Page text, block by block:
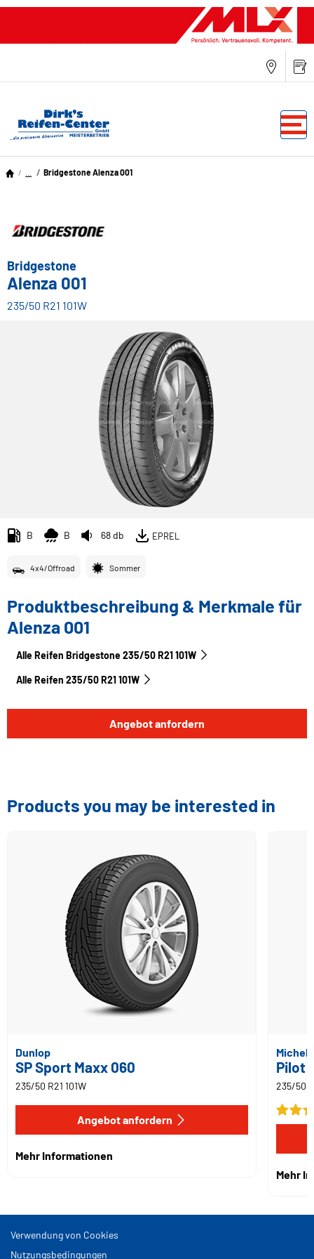
Bridgestone Alenza 001
Bridgestone
Alenza 001
235/50 R21 101W
B B 68 db EPREL
4x4/Offroad Sommer
Produktbeschreibung & Merkmale für
Alenza 001
Alle Reifen Bridgestone 235/50 R21 101W
Alle Reifen‎ 235/50 R21 101W
Angebot anfordern
Products you may be interested in
Dunlop
SP Sport Maxx 060
235/50 R21 101W
Angebot anfordern
Mehr Informationen
Pilot
235/50
Mehr
Verwendung von Cookies
Nutzungsbedingungen